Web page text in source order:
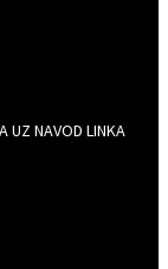
UZ NAVOD LINKA